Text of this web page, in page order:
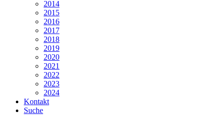
2014
2015
2016
2017
2018
2019
2020
2021
2022
2023
2024
Kontakt
Suche